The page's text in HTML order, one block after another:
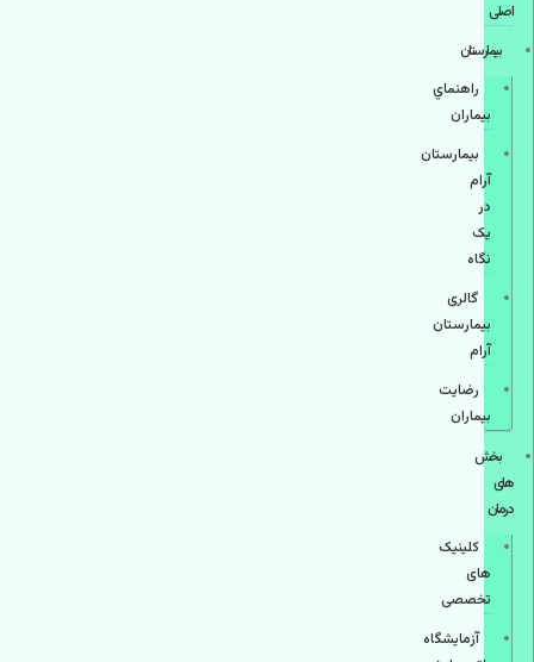
اصلی
بيمارستان
راهنماي
بیماران
بیمارستان
آرام
در
یک
نگاه
گالری
بیمارستان
آرام
رضایت
بیماران
بخش
های
درمان
کلینیک
های
تخصصی
آزمایشگاه